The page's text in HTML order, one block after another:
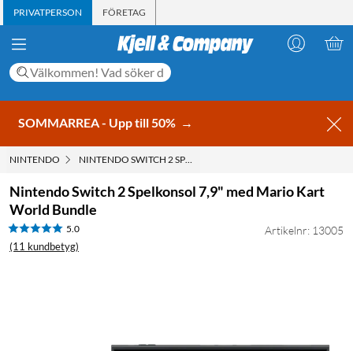
PRIVATPERSON FÖRETAG
SOMMARREA - Upp till 50% →
NINTENDO NINTENDO SWITCH 2 SPELKONSOL 7,9" MED MARIO KART
Nintendo Switch 2 Spelkonsol 7,9" med Mario Kart
World Bundle
5.0
(11 kundbetyg)
Artikelnr: 13005